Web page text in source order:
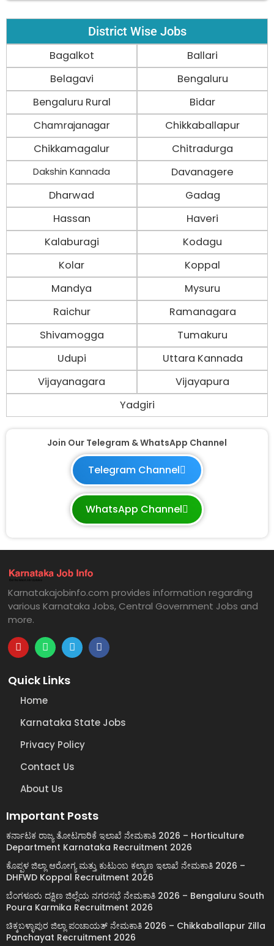
District Wise Jobs
Bagalkot
Ballari
Belagavi
Bengaluru
Bengaluru Rural
Bidar
Chamrajanagar
Chikkaballapur
Chikkamagalur
Chitradurga
Dakshin Kannada
Davanagere
Dharwad
Gadag
Hassan
Haveri
Kalaburagi
Kodagu
Kolar
Koppal
Mandya
Mysuru
Raichur
Ramanagara
Shivamogga
Tumakuru
Udupi
Uttara Kannada
Vijayanagara
Vijayapura
Yadgiri
Join Our Telegram & WhatsApp Channel
Telegram Channel
WhatsApp Channel
Karnatakajobinfo.com provides information regarding
various Karnataka Jobs, Central Government Jobs and
more.
Quick Links
Home
Karnataka State Jobs
Privacy Policy
Contact Us
About Us
Important Posts
ಕರ್ನಾಟಕ ರಾಜ್ಯ ತೋಟಗಾರಿಕೆ ಇಲಾಖೆ ನೇಮಕಾತಿ 2026 – Horticulture
Department Karnataka Recruitment 2026
ಕೊಪ್ಪಳ ಜಿಲ್ಲಾ ಆರೋಗ್ಯ ಮತ್ತು ಕುಟುಂಬ ಕಲ್ಯಾಣ ಇಲಾಖೆ ನೇಮಕಾತಿ 2026 –
DHFWD Koppal Recruitment 2026
ಬೆಂಗಳೂರು ದಕ್ಷಿಣ ಜಿಲ್ಲೆಯ ನಗರಸಭೆ ನೇಮಕಾತಿ 2026 – Bengaluru South
Poura Karmika Recruitment 2026
ಚಿಕ್ಕಬಳ್ಳಾಪುರ ಜಿಲ್ಲಾ ಪಂಚಾಯತ್ ನೇಮಕಾತಿ 2026 – Chikkaballapur Zilla
Panchayat Recruitment 2026